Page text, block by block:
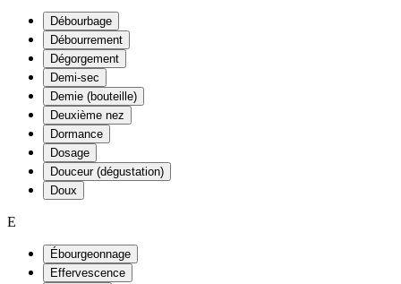
Débourbage
Débourrement
Dégorgement
Demi-sec
Demie (bouteille)
Deuxième nez
Dormance
Dosage
Douceur (dégustation)
Doux
E
Ébourgeonnage
Effervescence